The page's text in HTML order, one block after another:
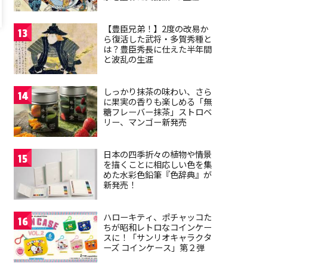
13
【豊臣兄弟！】2度の改易か
ら復活した武将・多賀秀種と
は？豊臣秀長に仕えた半年間
と波乱の生涯
14
しっかり抹茶の味わい、さら
に果実の香りも楽しめる「無
糖フレーバー抹茶」ストロベ
リー、マンゴー新発売
15
日本の四季折々の植物や情景
を描くことに相応しい色を集
めた水彩色鉛筆『色辞典』が
新発売！
16
ハローキティ、ポチャッコた
ちが昭和レトロなコインケー
スに！「サンリオキャラクタ
ーズ コインケース」第２弾